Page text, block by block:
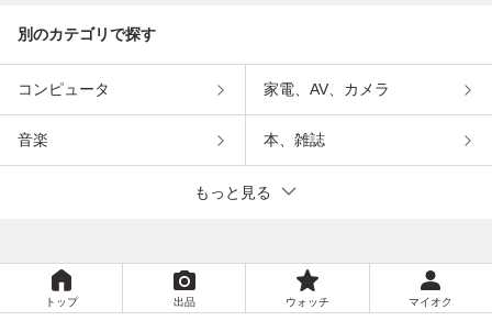
別のカテゴリで探す
コンピュータ 家電、AV、カメラ
音楽 本、雑誌
もっと見る
トップ 出品 ウォッチ マイオク